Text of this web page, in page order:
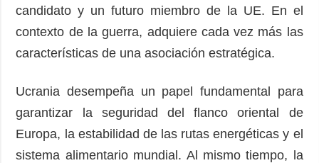
candidato y un futuro miembro de la UE. En el
contexto de la guerra, adquiere cada vez más las
características de una asociación estratégica.
Ucrania desempeña un papel fundamental para
garantizar la seguridad del flanco oriental de
Europa, la estabilidad de las rutas energéticas y el
sistema alimentario mundial. Al mismo tiempo, la